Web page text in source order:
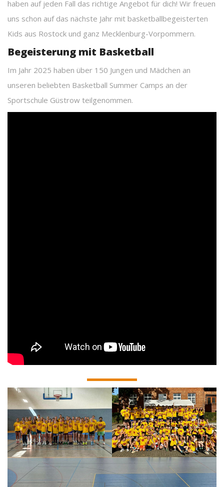
haben auf jeden Fall das richtige Angebot für dich! Wir freuen
uns schon auf das nächste Jahr mit basketballbegeisterten
Kids aus Rostock und ganz Mecklenburg-Vorpommern.
Begeisterung mit Basketball
Im Jahr 2025 haben über 150 Jungen und Mädchen an
unseren beliebten Basketball Summer Camps an der
Sportschule Güstrow teilgenommen.